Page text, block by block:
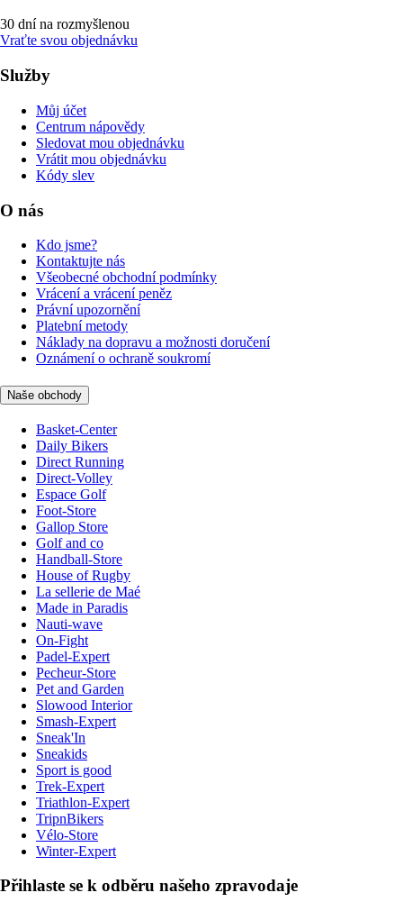
30 dní na rozmyšlenou
Vraťte svou objednávku
Služby
Můj účet
Centrum nápovědy
Sledovat mou objednávku
Vrátit mou objednávku
Kódy slev
O nás
Kdo jsme?
Kontaktujte nás
Všeobecné obchodní podmínky
Vrácení a vrácení peněz
Právní upozornění
Platební metody
Náklady na dopravu a možnosti doručení
Oznámení o ochraně soukromí
Naše obchody
Basket-Center
Daily Bikers
Direct Running
Direct-Volley
Espace Golf
Foot-Store
Gallop Store
Golf and co
Handball-Store
House of Rugby
La sellerie de Maé
Made in Paradis
Nauti-wave
On-Fight
Padel-Expert
Pecheur-Store
Pet and Garden
Slowood Interior
Smash-Expert
Sneak'In
Sneakids
Sport is good
Trek-Expert
Triathlon-Expert
TripnBikers
Vélo-Store
Winter-Expert
Přihlaste se k odběru našeho zpravodaje